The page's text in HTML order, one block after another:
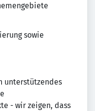
sowie
unterstützendes
- wir zeigen, dass